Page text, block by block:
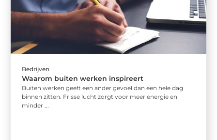
Bedrijven
Waarom buiten werken inspireert
Buiten werken geeft een ander gevoel dan een hele dag
binnen zitten. Frisse lucht zorgt voor meer energie en
minder ...